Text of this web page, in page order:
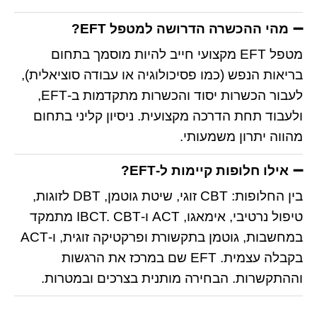
מהי ההכשרה הדרושה למטפל EFT?
מטפל EFT מקצועי חייב להיות מוסמך בתחום
בריאות הנפש (כמו פסיכולוגיה או עבודה סוציאלית),
לעבור הכשרות יסוד והכשרות מתקדמות ב-EFT,
ולעבוד תחת הדרכה מקצועית. ניסיון קליני בתחום
מהווה יתרון משמעותי.
אילו חלופות קיימות ל-EFT?
בין החלופות: CBT זוגי, שיטת גוטמן, DBT לזוגות,
טיפול נרטיבי, אימאגו, ACT ו-IBCT. CBT מתמקד
במחשבות, גוטמן בתקשורת ופרקטיקה זוגית, ו-ACT
בקבלה עצמית. EFT שם במרכז את הרגשות
וההתקשרות. הבחירה מותנית בצרכים ובמטרות.